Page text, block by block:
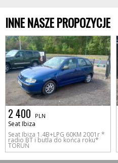
INNE NASZE PROPOZYCJE
2 400 PLN
Seat Ibiza
Seat Ibiza 1.4B+LPG 60KM 2001r *
radio BT i butla do końca roku*
TORUŃ